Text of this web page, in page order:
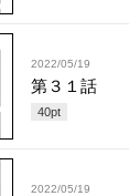
2022/05/19
第３１話
40pt
2022/05/19